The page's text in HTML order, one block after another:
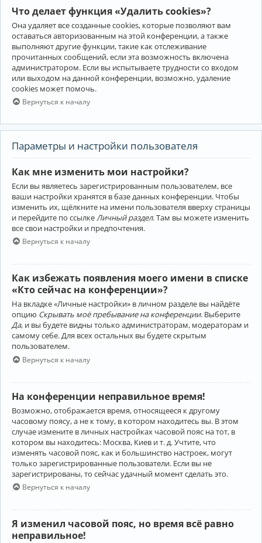
Что делает функция «Удалить cookies»?
Она удаляет все созданные cookies, которые позволяют вам
оставаться авторизованным на этой конференции, а также
выполняют другие функции, такие как отслеживание
прочитанных сообщений, если эта возможность включена
администратором. Если вы испытываете трудности со входом
или выходом на данной конференции, возможно, удаление
cookies может помочь.
Вернуться к началу
Параметры и настройки пользователя
Как мне изменить мои настройки?
Если вы являетесь зарегистрированным пользователем, все
ваши настройки хранятся в базе данных конференции. Чтобы
изменить их, щёлкните на имени пользователя вверху страницы
и перейдите по ссылке Личный раздел. Там вы можете изменить
все свои настройки и предпочтения.
Вернуться к началу
Как избежать появления моего имени в списке
«Кто сейчас на конференции»?
На вкладке «Личные настройки» в личном разделе вы найдёте
опцию Скрывать моё пребывание на конференции. Выберите
Да, и вы будете видны только администраторам, модераторам и
самому себе. Для всех остальных вы будете скрытым
пользователем.
Вернуться к началу
На конференции неправильное время!
Возможно, отображается время, относящееся к другому
часовому поясу, а не к тому, в котором находитесь вы. В этом
случае измените в личных настройках часовой пояс на тот, в
котором вы находитесь: Москва, Киев и т. д. Учтите, что
изменять часовой пояс, как и большинство настроек, могут
только зарегистрированные пользователи. Если вы не
зарегистрированы, то сейчас удачный момент сделать это.
Вернуться к началу
Я изменил часовой пояс, но время всё равно
неправильное!